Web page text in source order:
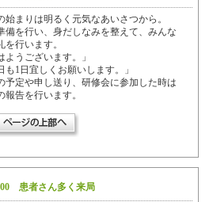
始まりは明るく元気なあいさつから。
備を行い、身だしなみを整えて、みんな
を行います。
ようございます。」
も1日宜しくお願いします。」
予定や申し送り、研修会に参加した時は
報告を行います。
00 患者さん多く来局